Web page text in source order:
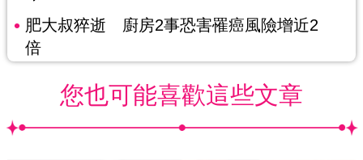
肥大叔猝逝 廚房2事恐害罹癌風險增近2
倍
您也可能喜歡這些文章